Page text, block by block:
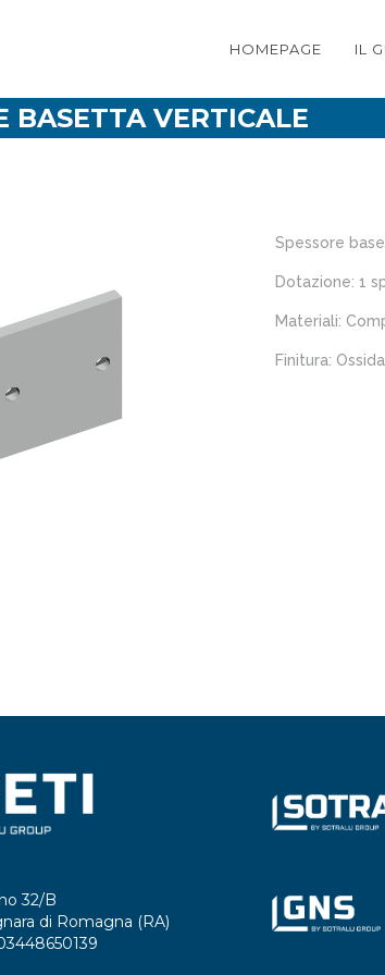
HOMEPAGE IL
BASETTA VERTICALE
Spessore
Dotazione: 1
Materiali:
Finitura:
32/B
di Romagna (RA)